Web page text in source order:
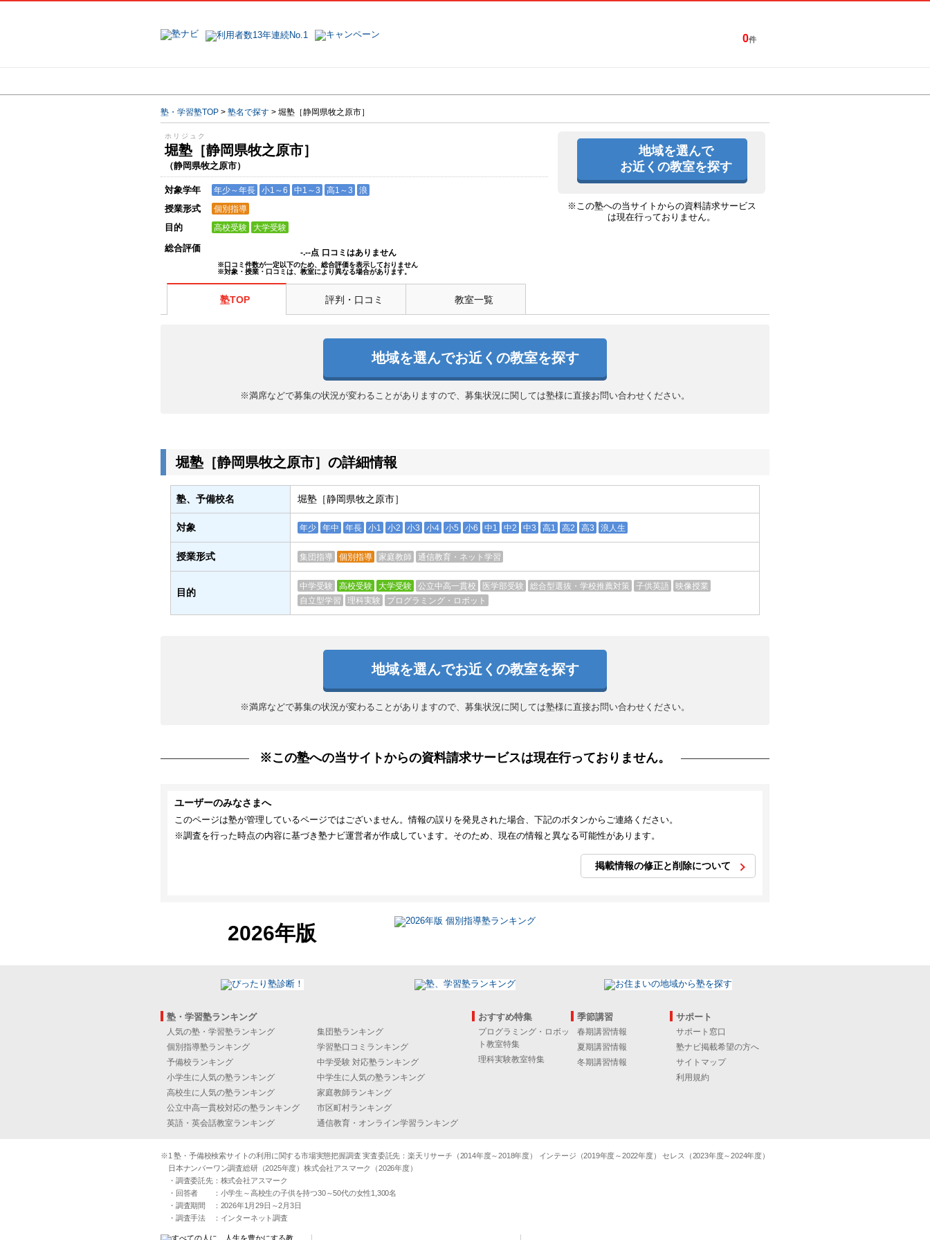
0件
塾・学習塾TOP > 塾名で探す > 堀塾［静岡県牧之原市］
ホリジュク
堀塾［静岡県牧之原市］
（静岡県牧之原市）
対象学年 年少～年長 小1～6 中1～3 高1～3 浪
授業形式 個別指導
目的 高校受験 大学受験
総合評価 -.--点 口コミはありません
※口コミ件数が一定以下のため、総合評価を表示しておりません
※対象・授業・口コミは、教室により異なる場合があります。
地域を選んで
お近くの教室を探す
※この塾への当サイトからの資料請求サービス
は現在行っておりません。
塾TOP 評判・口コミ 教室一覧
地域を選んでお近くの教室を探す
※満席などで募集の状況が変わることがありますので、募集状況に関しては塾様に直接お問い合わせください。
堀塾［静岡県牧之原市］の詳細情報
塾、予備校名 堀塾［静岡県牧之原市］
対象 年少 年中 年長 小1 小2 小3 小4 小5 小6 中1 中2 中3 高1 高2 高3 浪人生
授業形式 集団指導 個別指導 家庭教師 通信教育・ネット学習
目的
中学受験 高校受験 大学受験 公立中高一貫校 医学部受験 総合型選抜・学校推薦対策 子供英語
映像授業
自立型学習
理科実験 プログラミング・ロボット
地域を選んでお近くの教室を探す
※満席などで募集の状況が変わることがありますので、募集状況に関しては塾様に直接お問い合わせください。
※この塾への当サイトからの資料請求サービスは現在行っておりません。
ユーザーのみなさまへ
このページは塾が管理しているページではございません。情報の誤りを発見された場合、下記のボタンからご連絡ください。
※調査を行った時点の内容に基づき塾ナビ運営者が作成しています。そのため、現在の情報と異なる可能性があります。
掲載情報の修正と削除について
2026年版
塾・学習塾ランキング
人気の塾・学習塾ランキング
集団塾ランキング
個別指導塾ランキング
学習塾口コミランキング
予備校ランキング
中学受験 対応塾ランキング
小学生に人気の塾ランキング
中学生に人気の塾ランキング
高校生に人気の塾ランキング
家庭教師ランキング
公立中高一貫校対応の塾ランキング
市区町村ランキング
英語・英会話教室ランキング
通信教育・オンライン学習ランキング
おすすめ特集
プログラミング・ロボッ
ト教室特集
理科実験教室特集
季節講習
春期講習情報
夏期講習情報
冬期講習情報
サポート
サポート窓口
塾ナビ掲載希望の方へ
サイトマップ
利用規約
※1 塾・予備校検索サイトの利用に関する市場実態把握調査 実査委託先：楽天リサーチ（2014年度～2018年度） インテージ（2019年度～2022年度） セレス（2023年度～2024年度）
日本ナンバーワン調査総研（2025年度）株式会社アスマーク（2026年度）
・調査委託先：株式会社アスマーク
・回答者 ：小学生～高校生の子供を持つ30～50代の女性1,300名
・調査期間 ：2026年1月29日～2月3日
・調査手法 ：インターネット調査